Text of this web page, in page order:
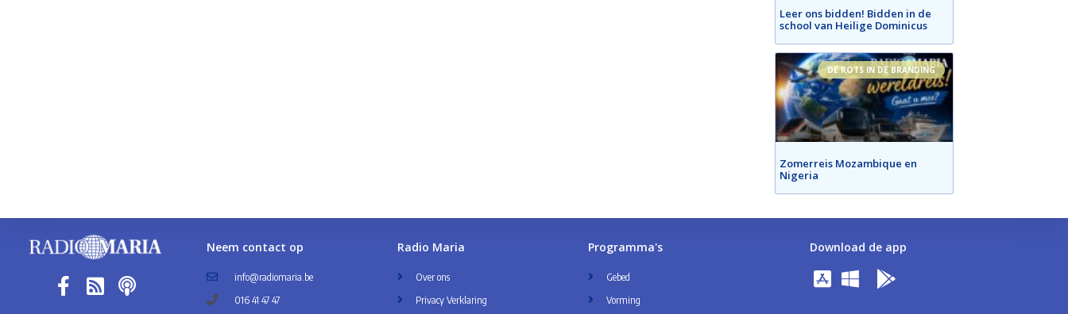
Leer ons bidden! Bidden in de
school van Heilige Dominicus
DE ROTS IN DE BRANDING
Zomerreis Mozambique en
Nigeria
Neem contact op
info@radiomaria.be
016 41 47 47
Radio Maria
Over ons
Privacy Verklaring
Programma's
Gebed
Vorming
Download de app